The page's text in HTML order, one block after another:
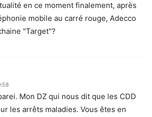
en ce moment finalement, après
mobile au carré rouge, Adecco
"Target"?
Mon DZ qui nous dit que les CDD
les arrêts maladies. Vous êtes en